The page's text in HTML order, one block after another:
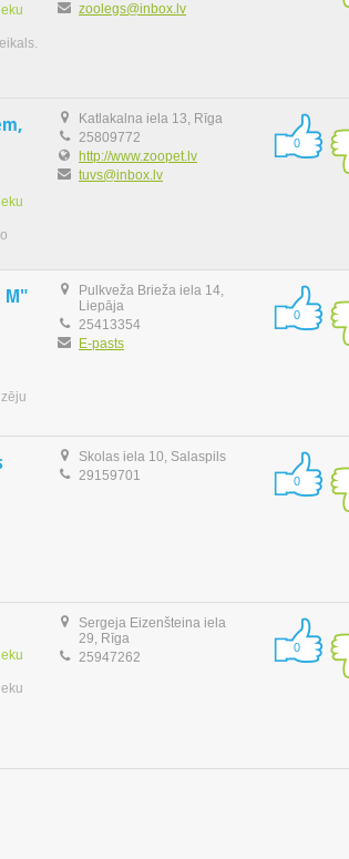
zoolegs@inbox.lv
Katlakalna iela 13, Rīga
25809772
http://www.zoopet.lv
tuvs@inbox.lv
0
M"
Pulkveža Brieža iela 14,
Liepāja
25413354
E-pasts
0
Skolas iela 10, Salaspils
29159701
0
Sergeja Eizenšteina iela
29, Rīga
25947262
0